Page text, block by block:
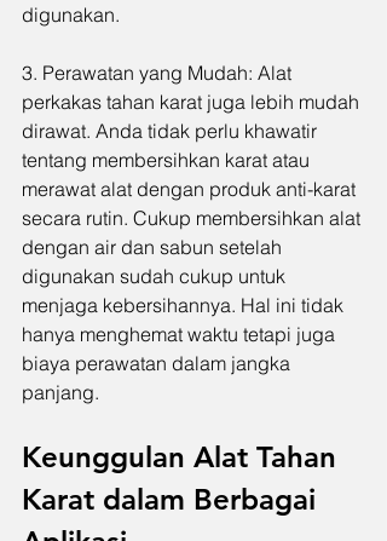
digunakan.
3. Perawatan yang Mudah: Alat
perkakas tahan karat juga lebih mudah
dirawat. Anda tidak perlu khawatir
tentang membersihkan karat atau
merawat alat dengan produk anti-karat
secara rutin. Cukup membersihkan alat
dengan air dan sabun setelah
digunakan sudah cukup untuk
menjaga kebersihannya. Hal ini tidak
hanya menghemat waktu tetapi juga
biaya perawatan dalam jangka
panjang.
Keunggulan Alat Tahan
Karat dalam Berbagai